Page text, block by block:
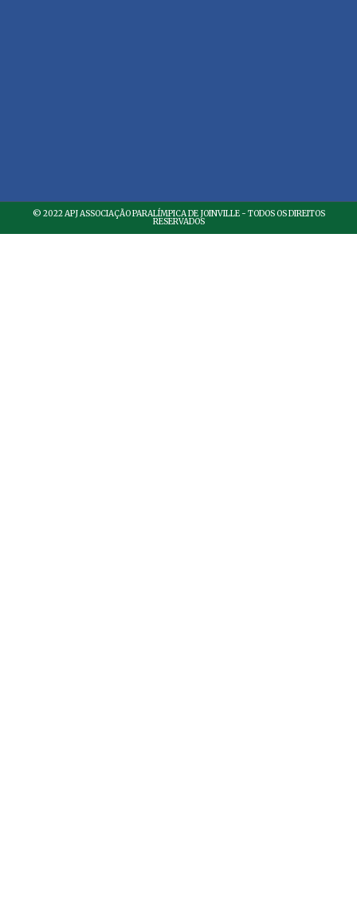
© 2022 APJ ASSOCIAÇÃO PARALÍMPICA DE JOINVILLE - TODOS OS DIREITOS
RESERVADOS